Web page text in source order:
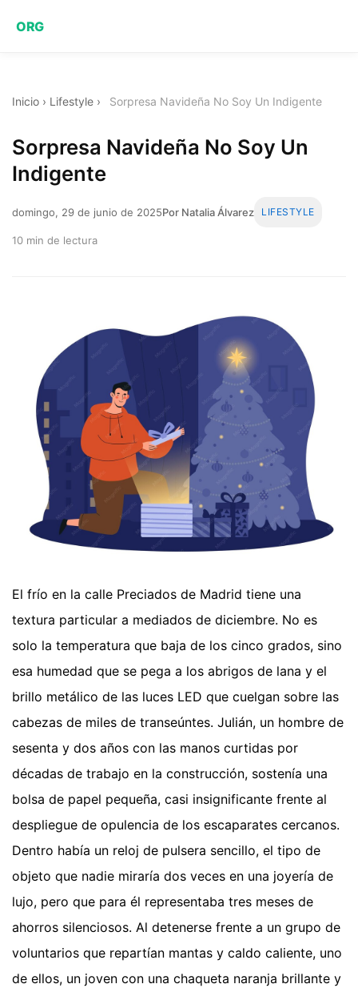
ORG
Inicio › Lifestyle › Sorpresa Navideña No Soy Un Indigente
Sorpresa Navideña No Soy Un
Indigente
domingo, 29 de junio de 2025Por Natalia Álvarez LIFESTYLE
10 min de lectura
El frío en la calle Preciados de Madrid tiene una
textura particular a mediados de diciembre. No es
solo la temperatura que baja de los cinco grados, sino
esa humedad que se pega a los abrigos de lana y el
brillo metálico de las luces LED que cuelgan sobre las
cabezas de miles de transeúntes. Julián, un hombre de
sesenta y dos años con las manos curtidas por
décadas de trabajo en la construcción, sostenía una
bolsa de papel pequeña, casi insignificante frente al
despliegue de opulencia de los escaparates cercanos.
Dentro había un reloj de pulsera sencillo, el tipo de
objeto que nadie miraría dos veces en una joyería de
lujo, pero que para él representaba tres meses de
ahorros silenciosos. Al detenerse frente a un grupo de
voluntarios que repartían mantas y caldo caliente, uno
de ellos, un joven con una chaqueta naranja brillante y